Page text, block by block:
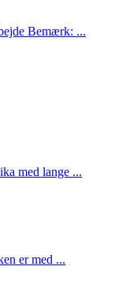
Bemærk: ...
med lange ...
er med ...